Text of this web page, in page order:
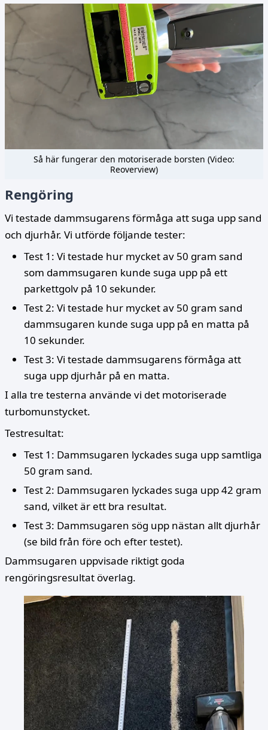
Så här fungerar den motoriserade borsten (Video:
Reoverview)
Rengöring
Vi testade dammsugarens förmåga att suga upp sand
och djurhår. Vi utförde följande tester:
Test 1: Vi testade hur mycket av 50 gram sand
som dammsugaren kunde suga upp på ett
parkettgolv på 10 sekunder.
Test 2: Vi testade hur mycket av 50 gram sand
dammsugaren kunde suga upp på en matta på
10 sekunder.
Test 3: Vi testade dammsugarens förmåga att
suga upp djurhår på en matta.
I alla tre testerna använde vi det motoriserade
turbomunstycket.
Testresultat:
Test 1: Dammsugaren lyckades suga upp samtliga
50 gram sand.
Test 2: Dammsugaren lyckades suga upp 42 gram
sand, vilket är ett bra resultat.
Test 3: Dammsugaren sög upp nästan allt djurhår
(se bild från före och efter testet).
Dammsugaren uppvisade riktigt goda
rengöringsresultat överlag.